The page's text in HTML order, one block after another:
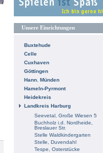
Unsere Einrichtungen
Buxtehude
Celle
Cuxhaven
Göttingen
Hann. Münden
Hameln-Pyrmont
Heidekreis
Landkreis Harburg
Seevetal, Große Wiesen 5
Buchholz i.d. Nordheide,
Breslauer Str.
Stelle Waldkindergarten
Stelle, Duvendahl
Tespe, Osterstücke